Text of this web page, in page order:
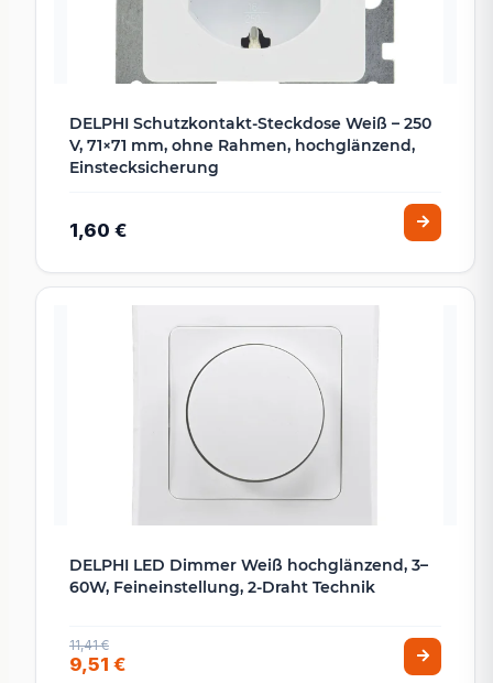
DELPHI Schutzkontakt-Steckdose Weiß – 250
V, 71×71 mm, ohne Rahmen, hochglänzend,
Einstecksicherung
1,60 €
DELPHI LED Dimmer Weiß hochglänzend, 3–
60W, Feineinstellung, 2-Draht Technik
11,41 €
9,51 €